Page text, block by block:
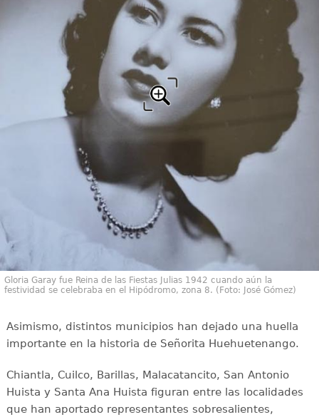
Gloria Garay fue Reina de las Fiestas Julias 1942 cuando aún la
festividad se celebraba en el Hipódromo, zona 8. (Foto: José Gómez)
Asimismo, distintos municipios han dejado una huella
importante en la historia de Señorita Huehuetenango.
Chiantla, Cuilco, Barillas, Malacatancito, San Antonio
Huista y Santa Ana Huista figuran entre las localidades
que han aportado representantes sobresalientes,